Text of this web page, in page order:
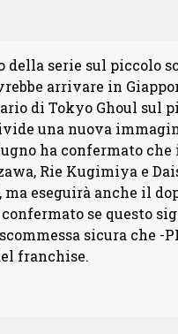
serie sul piccolo
arrivare in
di Tokyo Ghoul sul
una nuova
ha confermato
Rie Kugimiya e
eseguirà anche il
se questo
sicura che -
franchise.